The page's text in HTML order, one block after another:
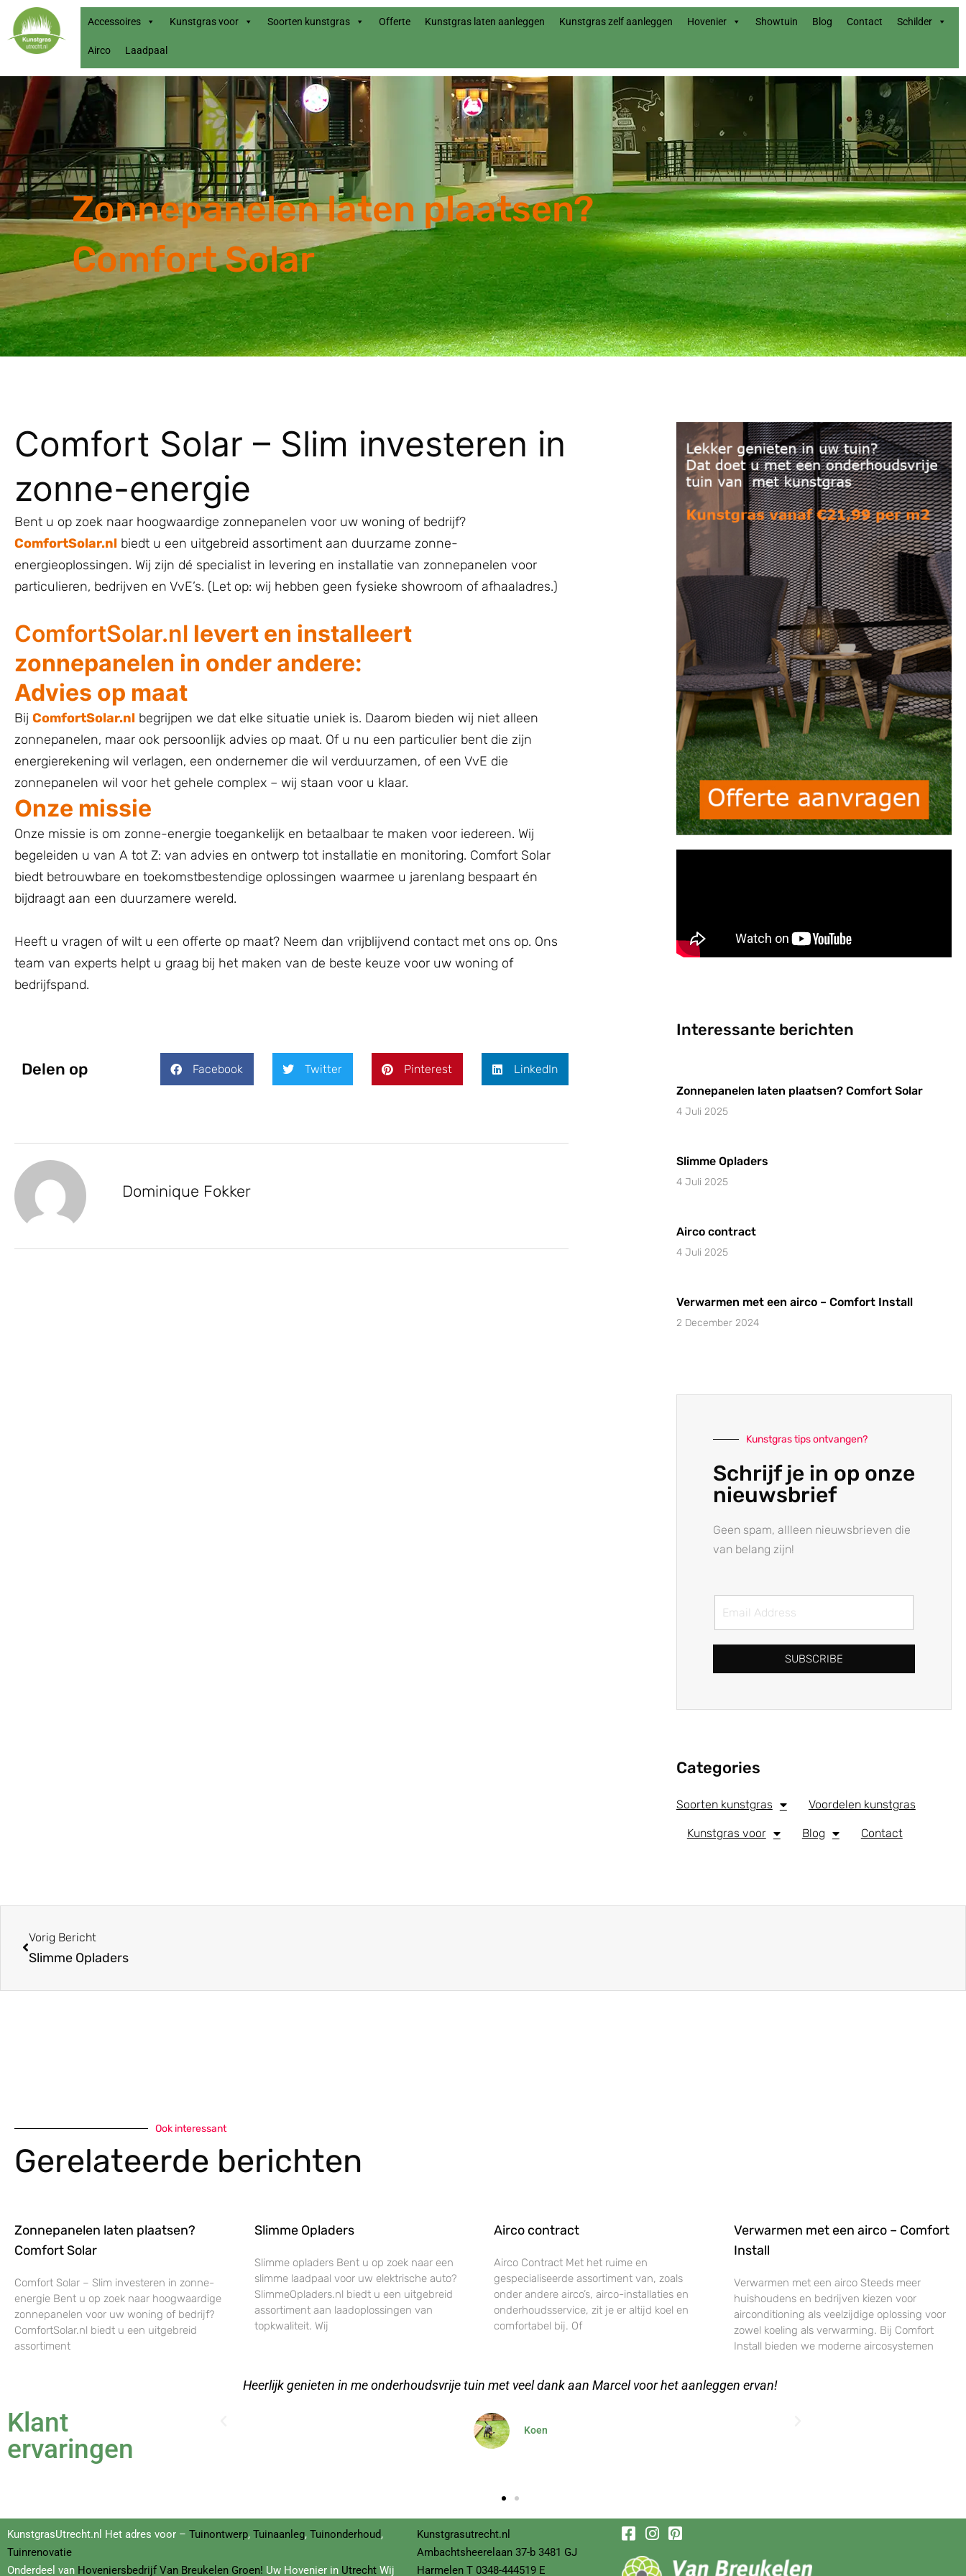
Accessoires Kunstgras voor Soorten kunstgras Offerte Kunstgras laten aanleggen Kunstgras zelf aanleggen Hovenier Showtuin Blog Contact Schilder
Airco Laadpaal
Zonnepanelen laten plaatsen?
Comfort Solar
Comfort Solar – Slim investeren in
zonne-energie
Bent u op zoek naar hoogwaardige zonnepanelen voor uw woning of bedrijf?
ComfortSolar.nl biedt u een uitgebreid assortiment aan duurzame zonne-
energieoplossingen. Wij zijn dé specialist in levering en installatie van zonnepanelen voor
particulieren, bedrijven en VvE’s. (Let op: wij hebben geen fysieke showroom of afhaaladres.)
ComfortSolar.nl levert en installeert
zonnepanelen in onder andere:
Advies op maat
Bij ComfortSolar.nl begrijpen we dat elke situatie uniek is. Daarom bieden wij niet alleen
zonnepanelen, maar ook persoonlijk advies op maat. Of u nu een particulier bent die zijn
energierekening wil verlagen, een ondernemer die wil verduurzamen, of een VvE die
zonnepanelen wil voor het gehele complex – wij staan voor u klaar.
Onze missie
Onze missie is om zonne-energie toegankelijk en betaalbaar te maken voor iedereen. Wij
begeleiden u van A tot Z: van advies en ontwerp tot installatie en monitoring. Comfort Solar
biedt betrouwbare en toekomstbestendige oplossingen waarmee u jarenlang bespaart én
bijdraagt aan een duurzamere wereld.
Heeft u vragen of wilt u een offerte op maat? Neem dan vrijblijvend contact met ons op. Ons
team van experts helpt u graag bij het maken van de beste keuze voor uw woning of
bedrijfspand.
Delen op Facebook Twitter Pinterest LinkedIn
Dominique Fokker
Interessante berichten
Zonnepanelen laten plaatsen? Comfort Solar
4 Juli 2025
Slimme Opladers
4 Juli 2025
Airco contract
4 Juli 2025
Verwarmen met een airco – Comfort Install
2 December 2024
Kunstgras tips ontvangen?
Schrijf je in op onze
nieuwsbrief
Geen spam, allleen nieuwsbrieven die
van belang zijn!
SUBSCRIBE
Categories
Soorten kunstgras Voordelen kunstgras
Kunstgras voor Blog Contact
Vorig Bericht
Slimme Opladers
Ook interessant
Gerelateerde berichten
Zonnepanelen laten plaatsen?
Comfort Solar
Comfort Solar – Slim investeren in zonne-
energie Bent u op zoek naar hoogwaardige
zonnepanelen voor uw woning of bedrijf?
ComfortSolar.nl biedt u een uitgebreid
assortiment
Slimme Opladers
Slimme opladers Bent u op zoek naar een
slimme laadpaal voor uw elektrische auto?
SlimmeOpladers.nl biedt u een uitgebreid
assortiment aan laadoplossingen van
topkwaliteit. Wij
Airco contract
Airco Contract Met het ruime en
gespecialiseerde assortiment van, zoals
onder andere airco’s, airco-installaties en
onderhoudsservice, zit je er altijd koel en
comfortabel bij. Of
Verwarmen met een airco – Comfort
Install
Verwarmen met een airco Steeds meer
huishoudens en bedrijven kiezen voor
airconditioning als veelzijdige oplossing voor
zowel koeling als verwarming. Bij Comfort
Install bieden we moderne aircosystemen
Klant
ervaringen
Een stuk kunstgras besteld voor onze relaxruimte op kantoor, erg makkelijk aan te leggen met de
KunstgrasUtrecht.nl Het adres voor – Tuinontwerp, Tuinaanleg, Tuinonderhoud,
Tuinrenovatie
Onderdeel van Hoveniersbedrijf Van Breukelen Groen! Uw Hovenier in Utrecht Wij
Kunstgrasutrecht.nl
Ambachtsheerelaan 37-b 3481 GJ
Harmelen T 0348-444519 E